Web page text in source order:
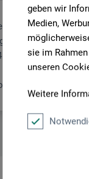
geben wir
Medien,
sie im
unseren
Weitere
GmbH
Str. 17
Witten